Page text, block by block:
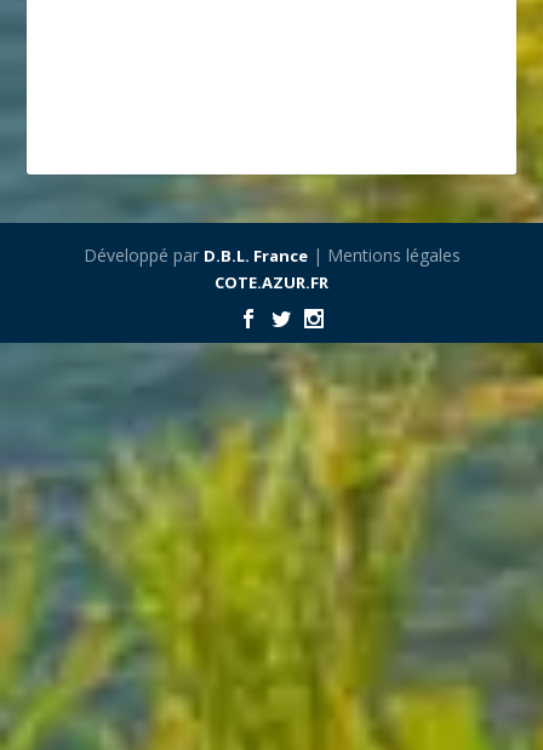
Développé par D.B.L. France| Mentions légales
COTE.AZUR.FR